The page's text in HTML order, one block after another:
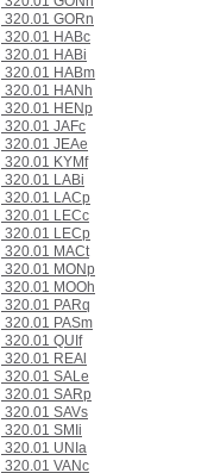
320.01 GORn
320.01 HABc
320.01 HABi
320.01 HABm
320.01 HANh
320.01 HENp
320.01 JAFc
320.01 JEAe
320.01 KYMf
320.01 LABi
320.01 LACp
320.01 LECc
320.01 LECp
320.01 MACt
320.01 MONp
320.01 MOOh
320.01 PARq
320.01 PASm
320.01 QUIf
320.01 REAl
320.01 SALe
320.01 SARp
320.01 SAVs
320.01 SMIi
320.01 UNIa
320.01 VANc